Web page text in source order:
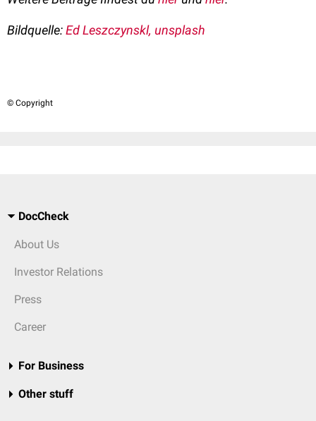
Bildquelle:Ed Leszczynskl, unsplash
© Copyright
DocCheck
About Us
Investor Relations
Press
Career
For Business
Other stuff